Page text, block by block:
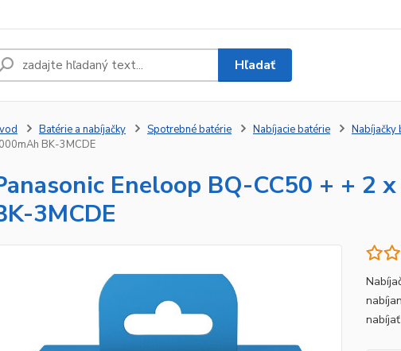
Hľadať
Batérie a nabíjačky Spotrebné batérie Nabíjacie batérie Nabíjačky
BK-3MCDE
Eneloop BQ-CC50 + + 2
3MCDE